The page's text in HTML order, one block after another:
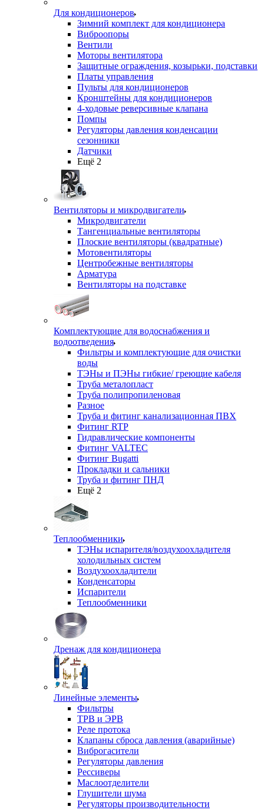
Для кондиционеров
Зимний комплект для кондиционера
Виброопоры
Вентили
Моторы вентилятора
Защитные ограждения, козырьки, подставки
Платы управления
Пульты для кондиционеров
Кронштейны для кондиционеров
4-ходовые реверсивные клапана
Помпы
Регуляторы давления конденсации
сезонники
Датчики
Ещё 2
Вентиляторы и микродвигатели
Микродвигатели
Тангенциальные вентиляторы
Плоские вентиляторы (квадратные)
Мотовентиляторы
Центробежные вентиляторы
Арматура
Вентиляторы на подставке
Комплектующие для водоснабжения и
водоотведения
Фильтры и комплектующие для очистки
воды
ТЭНы и ПЭНы гибкие/ греющие кабеля
Труба металопласт
Труба полипропиленовая
Разное
Труба и фитинг канализационная ПВХ
Фитинг RTP
Гидравлические компоненты
Фитинг VALTEC
Фитинг Bugatti
Прокладки и сальники
Труба и фитинг ПНД
Ещё 2
Теплообменники
ТЭНы испарителя/воздухоохладителя
холодильных систем
Воздухоохладители
Конденсаторы
Испарители
Теплообменники
Дренаж для кондиционера
Линейные элементы
Фильтры
ТРВ и ЭРВ
Реле протока
Клапаны сброса давления (аварийные)
Виброгасители
Регуляторы давления
Рессиверы
Маслоотделители
Глушители шума
Регуляторы производительности